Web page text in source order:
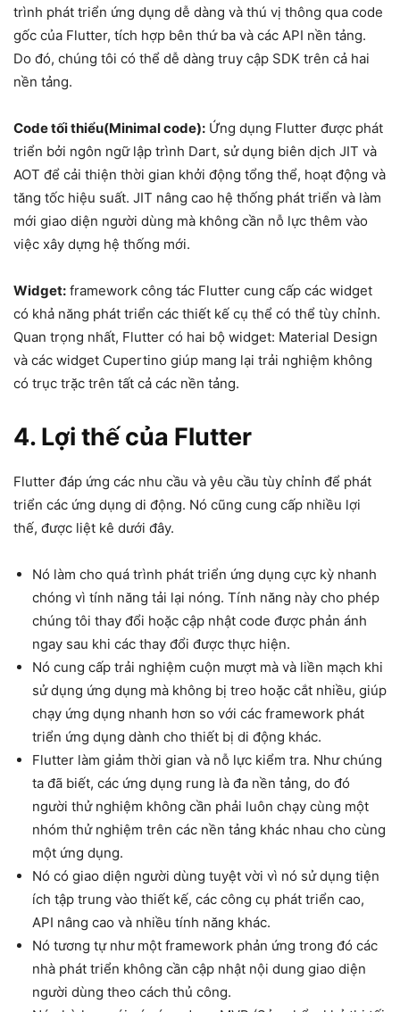
trình phát triển ứng dụng dễ dàng và thú vị thông qua code
gốc của Flutter, tích hợp bên thứ ba và các API nền tảng.
Do đó, chúng tôi có thể dễ dàng truy cập SDK trên cả hai
nền tảng.
Code tối thiểu(Minimal code): Ứng dụng Flutter được phát
triển bởi ngôn ngữ lập trình Dart, sử dụng biên dịch JIT và
AOT để cải thiện thời gian khởi động tổng thể, hoạt động và
tăng tốc hiệu suất. JIT nâng cao hệ thống phát triển và làm
mới giao diện người dùng mà không cần nỗ lực thêm vào
việc xây dựng hệ thống mới.
Widget: framework công tác Flutter cung cấp các widget
có khả năng phát triển các thiết kế cụ thể có thể tùy chỉnh.
Quan trọng nhất, Flutter có hai bộ widget: Material Design
và các widget Cupertino giúp mang lại trải nghiệm không
có trục trặc trên tất cả các nền tảng.
4. Lợi thế của Flutter
Flutter đáp ứng các nhu cầu và yêu cầu tùy chỉnh để phát
triển các ứng dụng di động. Nó cũng cung cấp nhiều lợi
thế, được liệt kê dưới đây.
Nó làm cho quá trình phát triển ứng dụng cực kỳ nhanh
chóng vì tính năng tải lại nóng. Tính năng này cho phép
chúng tôi thay đổi hoặc cập nhật code được phản ánh
ngay sau khi các thay đổi được thực hiện.
Nó cung cấp trải nghiệm cuộn mượt mà và liền mạch khi
sử dụng ứng dụng mà không bị treo hoặc cắt nhiều, giúp
chạy ứng dụng nhanh hơn so với các framework phát
triển ứng dụng dành cho thiết bị di động khác.
Flutter làm giảm thời gian và nỗ lực kiểm tra. Như chúng
ta đã biết, các ứng dụng rung là đa nền tảng, do đó
người thử nghiệm không cần phải luôn chạy cùng một
nhóm thử nghiệm trên các nền tảng khác nhau cho cùng
một ứng dụng.
Nó có giao diện người dùng tuyệt vời vì nó sử dụng tiện
ích tập trung vào thiết kế, các công cụ phát triển cao,
API nâng cao và nhiều tính năng khác.
Nó tương tự như một framework phản ứng trong đó các
nhà phát triển không cần cập nhật nội dung giao diện
người dùng theo cách thủ công.